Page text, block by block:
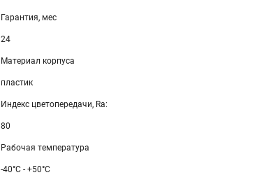
Гарантия, мес
24
Материал корпуса
пластик
Индекс цветопередачи, Ra:
80
Рабочая температура
-40°C - +50°C